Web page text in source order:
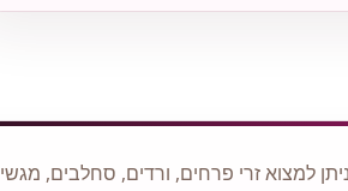
למצוא זרי פרחים, ורדים, סחלבים, מגשי